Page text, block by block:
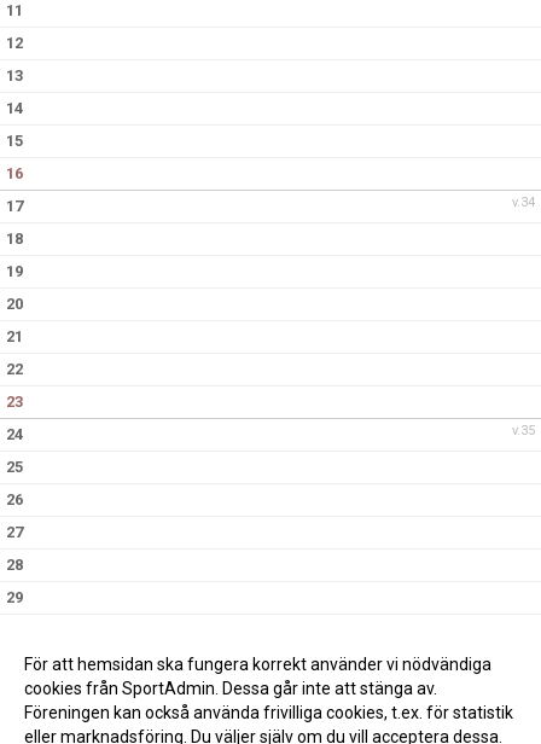
11
12
13
14
15
16
v.34
17
18
19
20
21
22
23
v.35
24
25
26
27
28
29
För att hemsidan ska fungera korrekt använder vi nödvändiga
cookies från SportAdmin. Dessa går inte att stänga av.
Föreningen kan också använda frivilliga cookies, t.ex. för statistik
eller marknadsföring. Du väljer själv om du vill acceptera dessa.